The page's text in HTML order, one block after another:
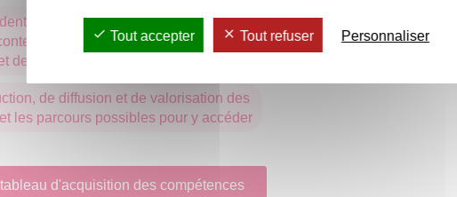
ses compétences et son projet
et identifier le processus de
de valorisation des savoirs
de diffusion et de valorisation des
les parcours possibles pour y accéder
d'acquisition des compétences
Tout accepter Tout refuser Personnaliser